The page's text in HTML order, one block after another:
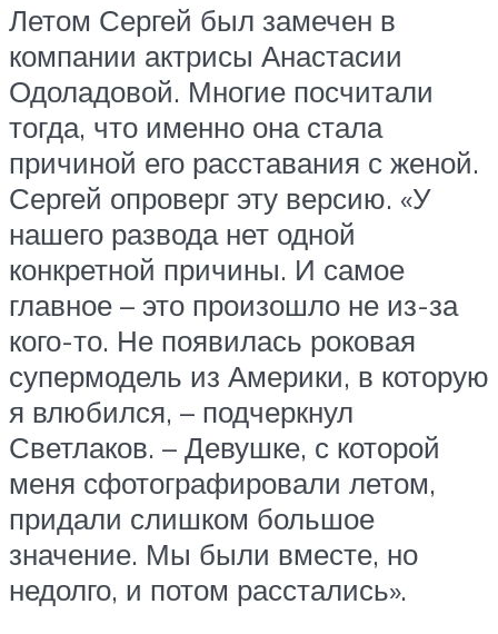
Летом Сергей был замечен в
компании актрисы Анастасии
Одоладовой. Многие посчитали
тогда, что именно она стала
причиной его расставания с женой.
Сергей опроверг эту версию. «У
нашего развода нет одной
конкретной причины. И самое
главное – это произошло не из-за
кого-то. Не появилась роковая
супермодель из Америки, в которую
я влюбился, – подчеркнул
Светлаков. – Девушке, с которой
меня сфотографировали летом,
придали слишком большое
значение. Мы были вместе, но
недолго, и потом расстались».